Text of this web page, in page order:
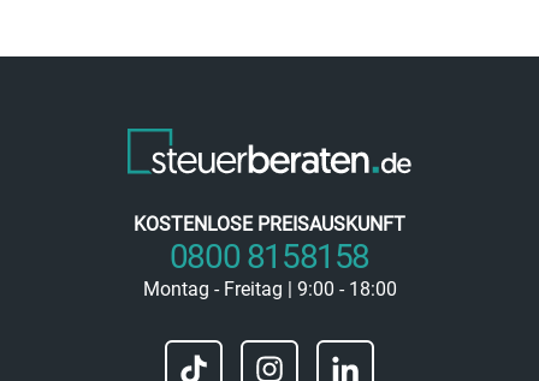
KOSTENLOSE PREISAUSKUNFT
0800 8158158
Montag - Freitag | 9:00 - 18:00